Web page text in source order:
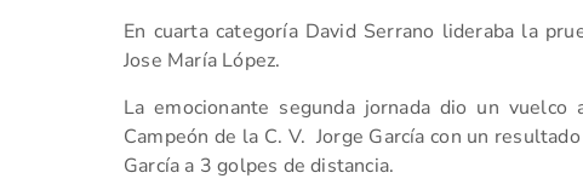
En cuarta categoría David Serrano lideraba la
Jose María López.
La emocionante segunda jornada dio un
Campeón de la C. V. Jorge García con un
García a 3 golpes de distancia.